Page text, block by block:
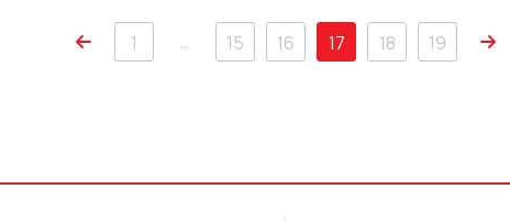
1 … 15 16 17 18 19